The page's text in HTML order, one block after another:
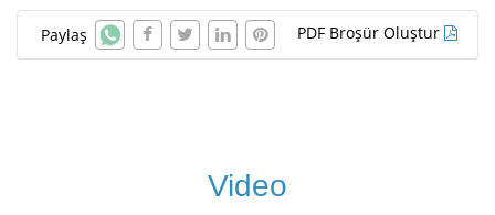
Paylaş PDF Broşür Oluştur
Video